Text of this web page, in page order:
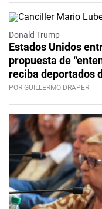
Donald Trump
Estados Unidos
propuesta de
reciba deportados
POR GUILLERMO DRAPER